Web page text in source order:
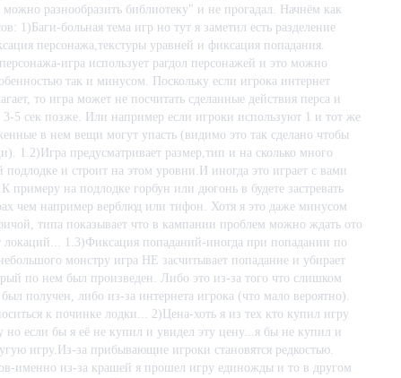
СОЗДАВАЙТЕ
и медотсек. С помощью встроенных редакторов создавайте
можете проникнуть в наш программный код и все изменить.
Количество игроков можно увеличить за счет ботов.
механик, врач, офицер службы безопасности и помощник.
несколько игровых режимов заставят вас проходить эту игру
анимации. Находите моды и делитесь ими напрямую в
в общий доступ на GitHub.
разнообразить библиотеку" и не прогадал. Начнём как
1)Баги-больная тема игр но тут я заметил есть разделение
персонажа,текстуры уравней и фиксация попадания.
игра использует рагдол персонажей и это можно
так и минусом. Поскольку если игрока интернет
то игра может не посчитать сделанные действия перса и
3-5 сек позже. Или например если игроки используют 1 и тот же
в нем вещи могут упасть (видимо это так сделано чтобы
1.2)Игра предусматривает размер,тип и на сколько много
и строит на этом уровни.И иногда это играет с вами
примеру на подлодке горбун или дюгонь в будете застревать
чем например верблюд или тифон. Хотя я это даже минусом
типа показывает что в кампании проблем можно ждать ото
локаций... 1.3)Фиксация попаданий-иногда при попадании по
монстру игра НЕ засчитывает попадание и убирает
по нем был произведен. Либо это из-за того что слишком
получен, либо из-за интернета игрока (что мало вероятно).
к починке лодки... 2)Цена-хоть я из тех кто купил игру
но если бы я её не купил и увидел эту цену...я бы не купил и
игру.Из-за прибывающие игроки становятся редкостью.
именно из-за крашей я прошел игру единожды и то в другом